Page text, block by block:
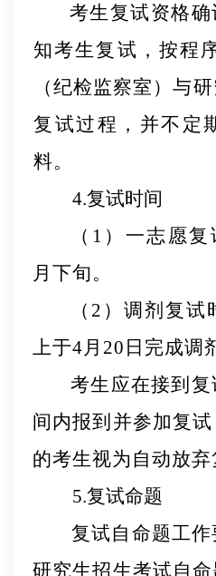
考生复试资格
知考生复试，按程
（纪检监察室）与
复试过程，并不定
料。
4.复试时间
（ 1）一志愿复
月 下旬 。
（ 2）调剂复试
上于4月20日 完成调
考生应在接到
间内报到并参加复
的考生视为自动放弃
5.复试命题
复试自命题工
研究生招生考试自命